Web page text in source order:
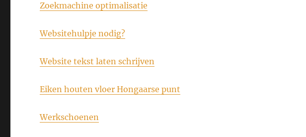
Zoekmachine optimalisatie
Websitehulpje nodig?
Website tekst laten schrijven
Eiken houten vloer Hongaarse punt
Werkschoenen